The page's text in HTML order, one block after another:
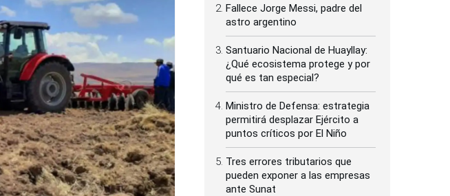
Fallece Jorge Messi, padre del
astro argentino
Santuario Nacional de Huayllay:
¿Qué ecosistema protege y por
qué es tan especial?
Ministro de Defensa: estrategia
permitirá desplazar Ejército a
puntos críticos por El Niño
Tres errores tributarios que
pueden exponer a las empresas
ante Sunat